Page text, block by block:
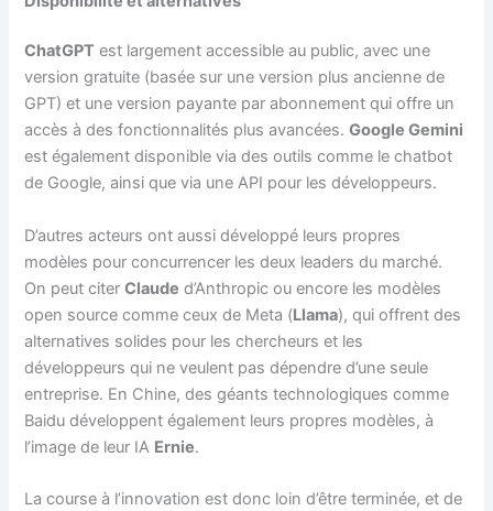
ChatGPT est largement accessible au public, avec une
version gratuite (basée sur une version plus ancienne de
GPT) et une version payante par abonnement qui offre un
accès à des fonctionnalités plus avancées.Google Gemini
est également disponible via des outils comme le chatbot
de Google, ainsi que via une API pour les développeurs.
D’autres acteurs ont aussi développé leurs propres
modèles pour concurrencer les deux leaders du marché.
On peut citerClaude d’Anthropic ou encore les modèles
open source comme ceux de Meta (Llama), qui offrent des
alternatives solides pour les chercheurs et les
développeurs qui ne veulent pas dépendre d’une seule
entreprise. En Chine, des géants technologiques comme
Baidu développent également leurs propres modèles, à
l’image de leur IA Ernie.
La course à l’innovation est donc loin d’être terminée, et de